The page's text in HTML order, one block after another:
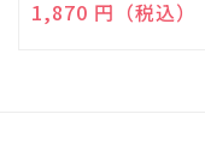
元:
通常価格
1,870 円（税込）